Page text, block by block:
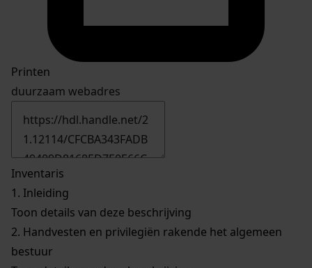
Printen
duurzaam webadres
Inventaris
1. Inleiding
Toon details van deze beschrijving
2. Handvesten en privilegiën rakende het algemeen
bestuur